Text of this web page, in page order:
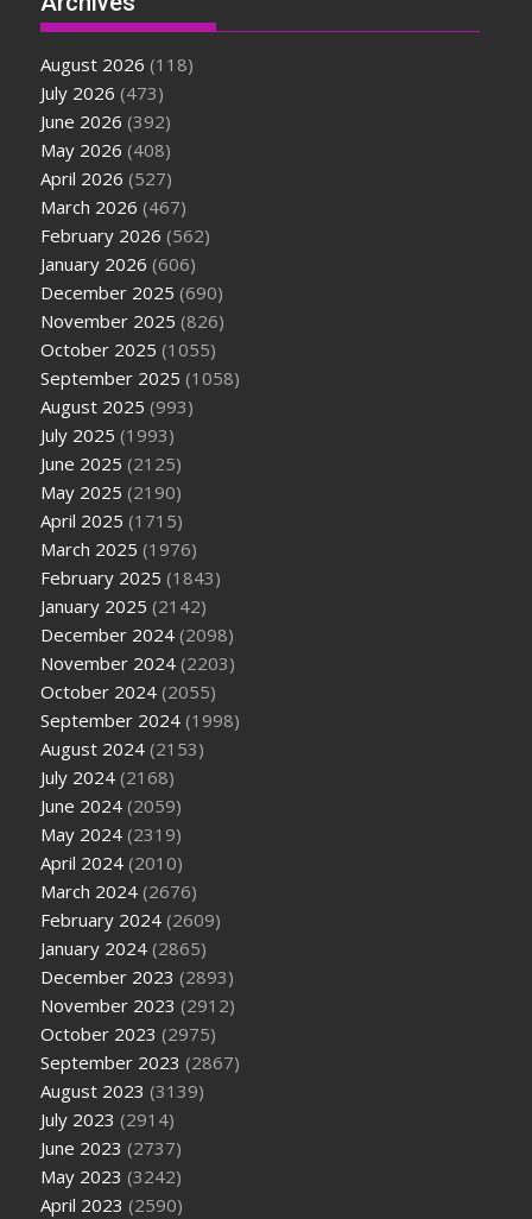
August 2026 (118)
July 2026 (473)
June 2026 (392)
May 2026 (408)
April 2026 (527)
March 2026 (467)
February 2026 (562)
January 2026 (606)
December 2025 (690)
November 2025 (826)
October 2025 (1055)
September 2025 (1058)
August 2025 (993)
July 2025 (1993)
June 2025 (2125)
May 2025 (2190)
April 2025 (1715)
March 2025 (1976)
February 2025 (1843)
January 2025 (2142)
December 2024 (2098)
November 2024 (2203)
October 2024 (2055)
September 2024 (1998)
August 2024 (2153)
July 2024 (2168)
June 2024 (2059)
May 2024 (2319)
April 2024 (2010)
March 2024 (2676)
February 2024 (2609)
January 2024 (2865)
December 2023 (2893)
November 2023 (2912)
October 2023 (2975)
September 2023 (2867)
August 2023 (3139)
July 2023 (2914)
June 2023 (2737)
May 2023 (3242)
April 2023 (2590)